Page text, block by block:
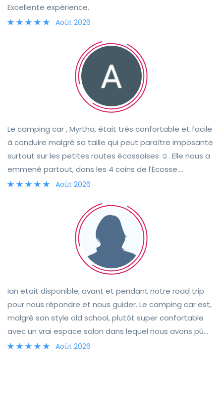
Excellente expérience.
Août 2026
Le camping car , Myrtha, était très confortable et facile
à conduire malgré sa taille qui peut paraître imposante
surtout sur les petites routes écossaises ☺️. Elle nous a
emmené partout, dans les 4 coins de l'Écosse.
L'équipement est plus qu'optimal, nous n'avons
son hôte, a été facile et très convivial. Nous sommes
très heureux de cette belle aventure et découverte de
Août 2026
Ian etait disponible, avant et pendant notre road trip
pour nous répondre et nous guider. Le camping car est,
malgré son style old school, plutôt super confortable
avec un vrai espace salon dans lequel nous avons pû
passer de supers soirées malgré la mauvaise meteo
Août 2026